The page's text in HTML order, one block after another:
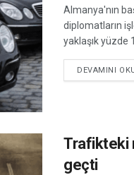
Almanya'nın
diplomatların
yaklaşık yüzde
DEVAMINI
Trafikteki
geçti